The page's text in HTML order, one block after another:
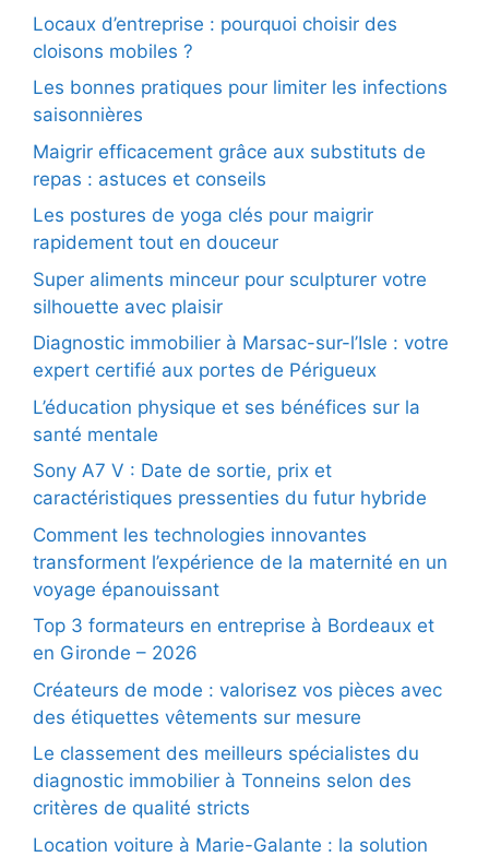
Locaux d’entreprise : pourquoi choisir des
cloisons mobiles ?
Les bonnes pratiques pour limiter les infections
saisonnières
Maigrir efficacement grâce aux substituts de
repas : astuces et conseils
Les postures de yoga clés pour maigrir
rapidement tout en douceur
Super aliments minceur pour sculpturer votre
silhouette avec plaisir
Diagnostic immobilier à Marsac-sur-l’Isle : votre
expert certifié aux portes de Périgueux
L’éducation physique et ses bénéfices sur la
santé mentale
Sony A7 V : Date de sortie, prix et
caractéristiques pressenties du futur hybride
Comment les technologies innovantes
transforment l’expérience de la maternité en un
voyage épanouissant
Top 3 formateurs en entreprise à Bordeaux et
en Gironde – 2026
Créateurs de mode : valorisez vos pièces avec
des étiquettes vêtements sur mesure
Le classement des meilleurs spécialistes du
diagnostic immobilier à Tonneins selon des
critères de qualité stricts
Location voiture à Marie-Galante : la solution